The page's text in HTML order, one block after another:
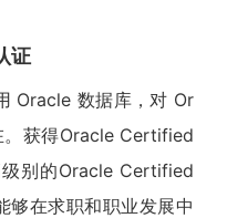
证
Oracle 数据库，对 Or
获得Oracle Certified
别的Oracle Certified
够在求职和职业发展中